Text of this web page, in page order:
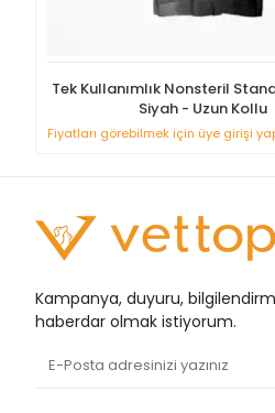
Tek Kullanımlık Nonsteril
Siyah - Uzun Kollu
Fiyatları görebilmek için üye girişi
Kampanya, duyuru,
haberdar olmak istiyorum.